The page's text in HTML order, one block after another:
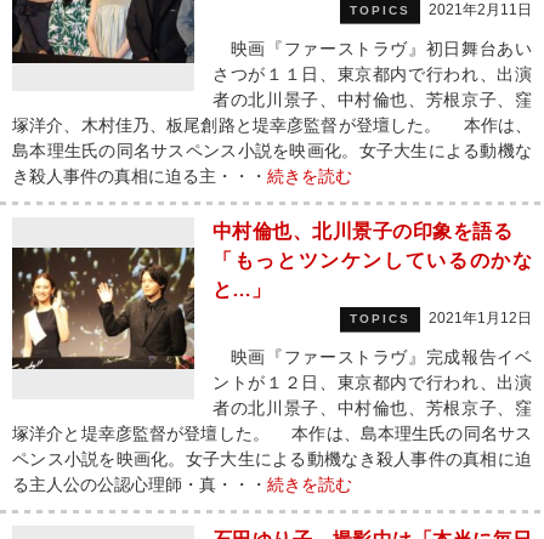
TOPICS 2021年2月11日
映画『ファーストラヴ』初日舞台あい
さつが１１日、東京都内で行われ、出演
者の北川景子、中村倫也、芳根京子、窪
塚洋介、木村佳乃、板尾創路と堤幸彦監督が登壇した。 本作は、
島本理生氏の同名サスペンス小説を映画化。女子大生による動機な
き殺人事件の真相に迫る主・・・ 続きを読む
中村倫也、北川景子の印象を語る
「もっとツンケンしているのかな
と…」
TOPICS 2021年1月12日
映画『ファーストラヴ』完成報告イベ
ントが１２日、東京都内で行われ、出演
者の北川景子、中村倫也、芳根京子、窪
塚洋介と堤幸彦監督が登壇した。 本作は、島本理生氏の同名サス
ペンス小説を映画化。女子大生による動機なき殺人事件の真相に迫
る主人公の公認心理師・真・・・ 続きを読む